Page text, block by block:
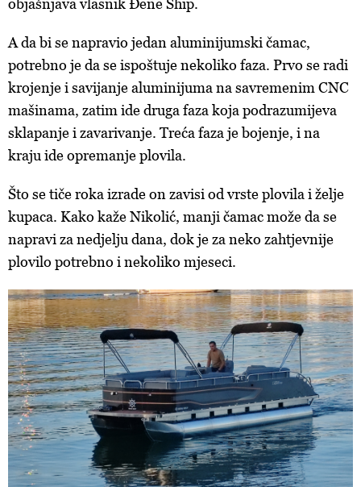
objašnjava vlasnik Đene Ship.
A da bi se napravio jedan aluminijumski čamac,
potrebno je da se ispoštuje nekoliko faza. Prvo se radi
krojenje i savijanje aluminijuma na savremenim CNC
mašinama, zatim ide druga faza koja podrazumijeva
sklapanje i zavarivanje. Treća faza je bojenje, i na
kraju ide opremanje plovila.
Što se tiče roka izrade on zavisi od vrste plovila i želje
kupaca. Kako kaže Nikolić, manji čamac može da se
napravi za nedjelju dana, dok je za neko zahtjevnije
plovilo potrebno i nekoliko mjeseci.